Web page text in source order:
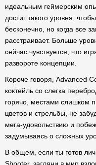
идеальным геймерским
достиг такого уровня,
бесконечно, но когда все
расстраивает. Больше
сейчас чувствуется, что
развороте концепции.
Короче говоря, Advanced
коктейль со слегка
горячо, местами слишком
цветов и стрельбы, не
мега-удовольствию и
задумываясь о сложных
В общем, если ты готов